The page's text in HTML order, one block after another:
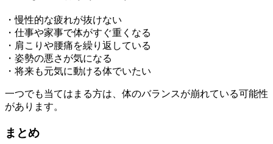
・慢性的な疲れが抜けない
・仕事や家事で体がすぐ重くなる
・肩こりや腰痛を繰り返している
・姿勢の悪さが気になる
・将来も元気に動ける体でいたい
一つでも当てはまる方は、体のバランスが崩れている可能性
があります。
まとめ